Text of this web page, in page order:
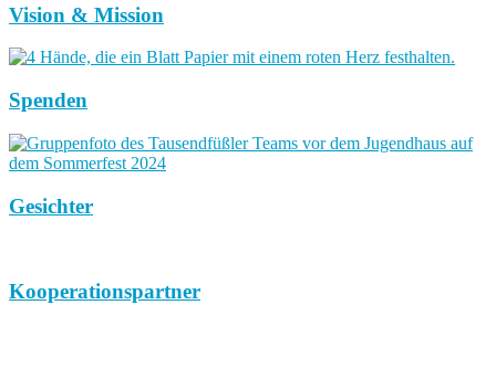
Vision & Mission
Spenden
Gesichter
Kooperationspartner